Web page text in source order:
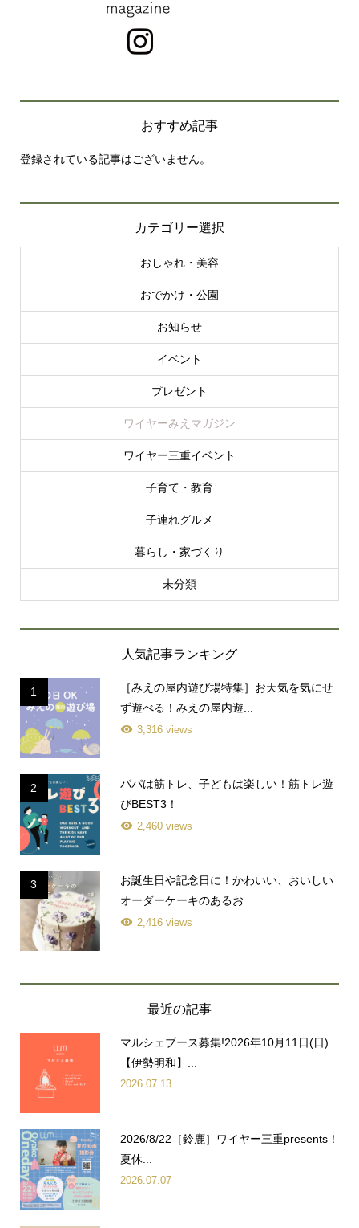
おすすめ記事
登録されている記事はございません。
カテゴリー選択
おしゃれ・美容
おでかけ・公園
お知らせ
イベント
プレゼント
ワイヤーみえマガジン
ワイヤー三重イベント
子育て・教育
子連れグルメ
暮らし・家づくり
未分類
人気記事ランキング
1
［みえの屋内遊び場特集］お天気を気にせ
ず遊べる！みえの屋内遊...
3,316 views
2
パパは筋トレ、子どもは楽しい！筋トレ遊
びBEST3！
2,460 views
3
お誕生日や記念日に！かわいい、おいしい
オーダーケーキのあるお...
2,416 views
最近の記事
マルシェブース募集!2026年10月11日(日)
【伊勢明和】...
2026.07.13
2026/8/22［鈴鹿］ワイヤー三重presents！
夏休...
2026.07.07